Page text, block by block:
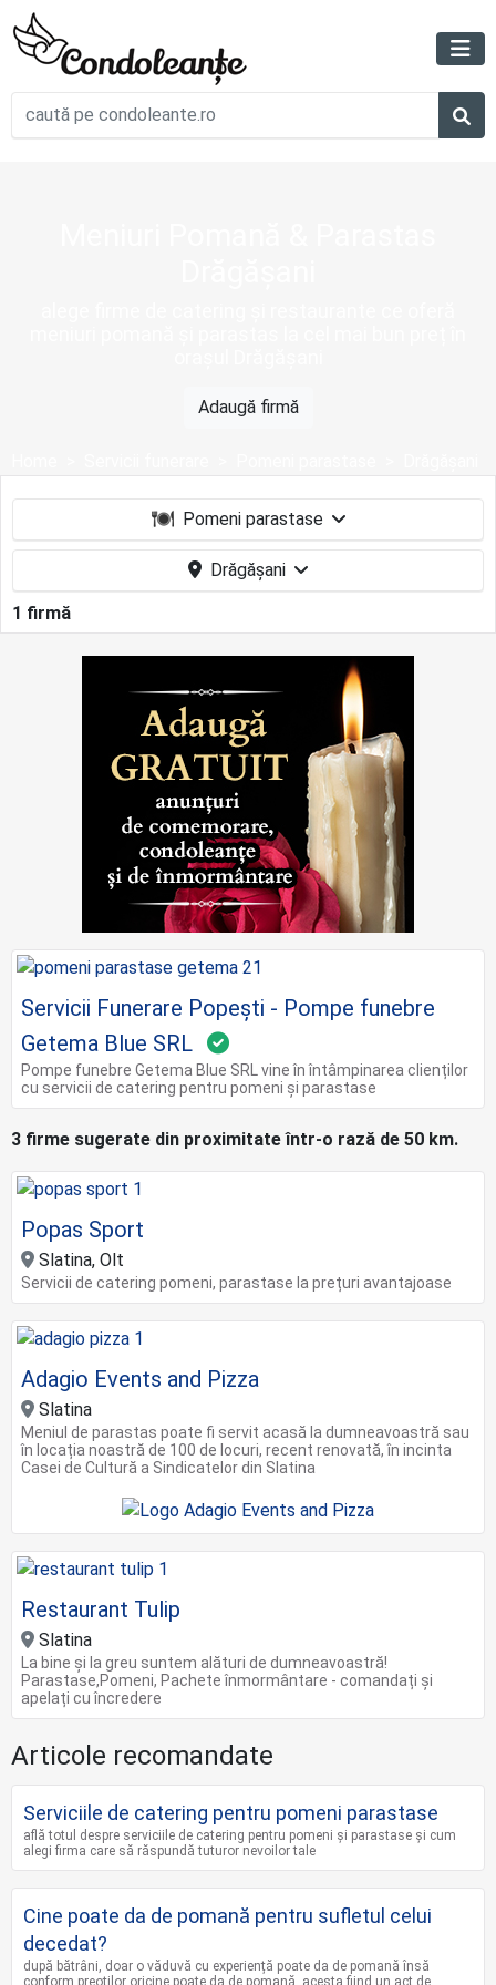
Adaugă firmă
1 firmă
Servicii Funerare Popești - Pompe funebre
Getema Blue SRL
Pompe funebre Getema Blue SRL vine în întâmpinarea clienților
cu servicii de catering pentru pomeni și parastase
3 firme sugerate din proximitate într-o rază de 50 km.
Popas Sport
Slatina, Olt
Servicii de catering pomeni, parastase la prețuri avantajoase
Adagio Events and Pizza
Slatina
Meniul de parastas poate fi servit acasă la dumneavoastră sau
în locația noastră de 100 de locuri, recent renovată, în incinta
Casei de Cultură a Sindicatelor din Slatina
Restaurant Tulip
Slatina
La bine și la greu suntem alături de dumneavoastră!
Parastase,Pomeni, Pachete înmormântare - comandați și
apelați cu încredere
Articole recomandate
Serviciile de catering pentru pomeni parastase
află totul despre serviciile de catering pentru pomeni și parastase și cum
alegi firma care să răspundă tuturor nevoilor tale
Cine poate da de pomană pentru sufletul celui
decedat?
după bătrâni, doar o văduvă cu experiență poate da de pomană însă
conform preoților oricine poate da de pomană, acesta fiind un act de